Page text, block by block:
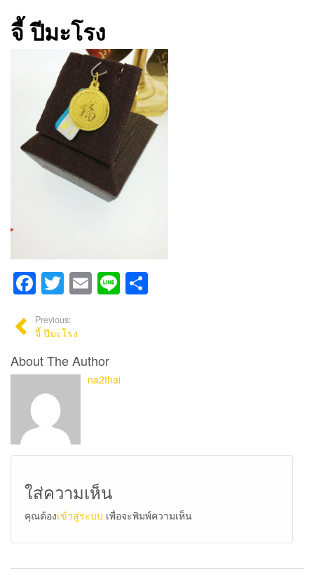
จี้ ปีมะโรง
Facebook
Twitter
Email
Line
Previous:
จี้ ปีมะโรง
About The Author
na2thai
ใส่ความเห็น
คุณต้องเข้าสู่ระบบ เพื่อจะพิมพ์ความเห็น